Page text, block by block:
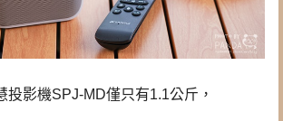
投影機SPJ-MD僅只有1.1公斤，